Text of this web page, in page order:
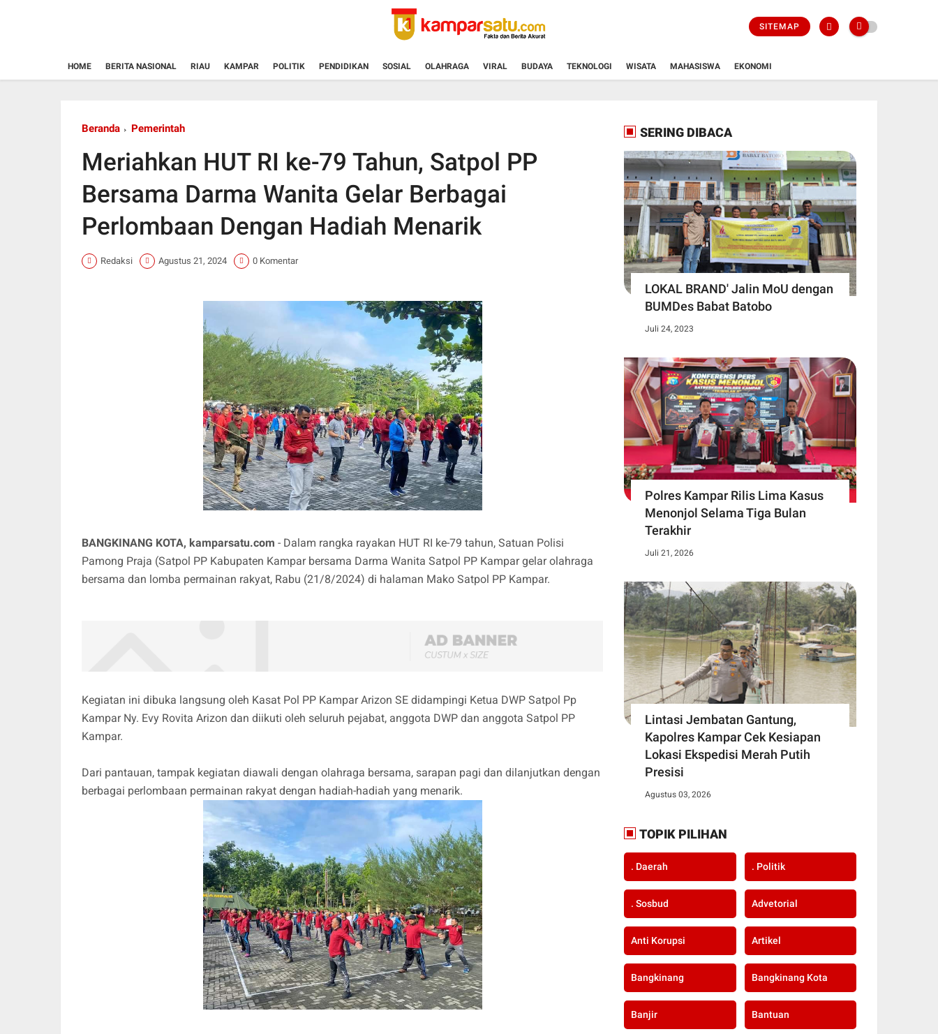
SITEMAP
HOME BERITA NASIONAL RIAU KAMPAR POLITIK PENDIDIKAN SOSIAL OLAHRAGA VIRAL BUDAYA TEKNOLOGI WISATA MAHASISWA EKONOMI
Beranda Pemerintah
Meriahkan HUT RI ke-79 Tahun, Satpol PP
Bersama Darma Wanita Gelar Berbagai
Perlombaan Dengan Hadiah Menarik
Redaksi Agustus 21, 2024 0 Komentar
BANGKINANG KOTA, kamparsatu.com - Dalam rangka rayakan HUT RI ke-79 tahun, Satuan Polisi
Pamong Praja (Satpol PP Kabupaten Kampar bersama Darma Wanita Satpol PP Kampar gelar olahraga
bersama dan lomba permainan rakyat, Rabu (21/8/2024) di halaman Mako Satpol PP Kampar.
Kegiatan ini dibuka langsung oleh Kasat Pol PP Kampar Arizon SE didampingi Ketua DWP Satpol Pp
Kampar Ny. Evy Rovita Arizon dan diikuti oleh seluruh pejabat, anggota DWP dan anggota Satpol PP
Kampar.
Dari pantauan, tampak kegiatan diawali dengan olahraga bersama, sarapan pagi dan dilanjutkan dengan
berbagai perlombaan permainan rakyat dengan hadiah-hadiah yang menarik.
SERING DIBACA
LOKAL BRAND' Jalin MoU dengan
BUMDes Babat Batobo
Juli 24, 2023
Polres Kampar Rilis Lima Kasus
Menonjol Selama Tiga Bulan
Terakhir
Juli 21, 2026
Lintasi Jembatan Gantung,
Kapolres Kampar Cek Kesiapan
Lokasi Ekspedisi Merah Putih
Presisi
Agustus 03, 2026
TOPIK PILIHAN
. Daerah . Politik
. Sosbud Advetorial
Anti Korupsi Artikel
Bangkinang Bangkinang Kota
Banjir Bantuan